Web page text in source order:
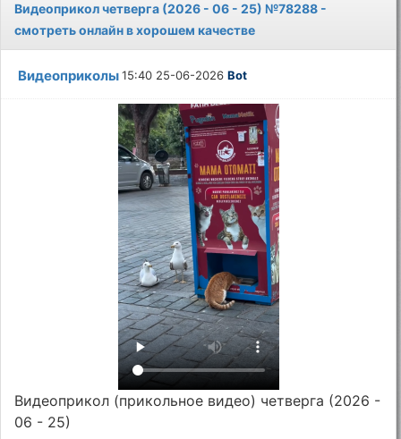
Видеоприкол четверга (2026 - 06 - 25) №78288 -
смотреть онлайн в хорошем качестве
Видеоприколы15:40 25-06-2026Bot
Видеоприкол (прикольное видео) четверга (2026 -
06 - 25)